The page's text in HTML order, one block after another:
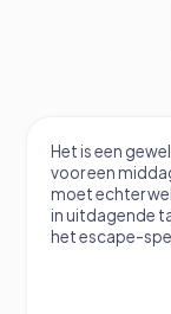
Het is een
voor een
moet echter
in uitdagende
het escape-